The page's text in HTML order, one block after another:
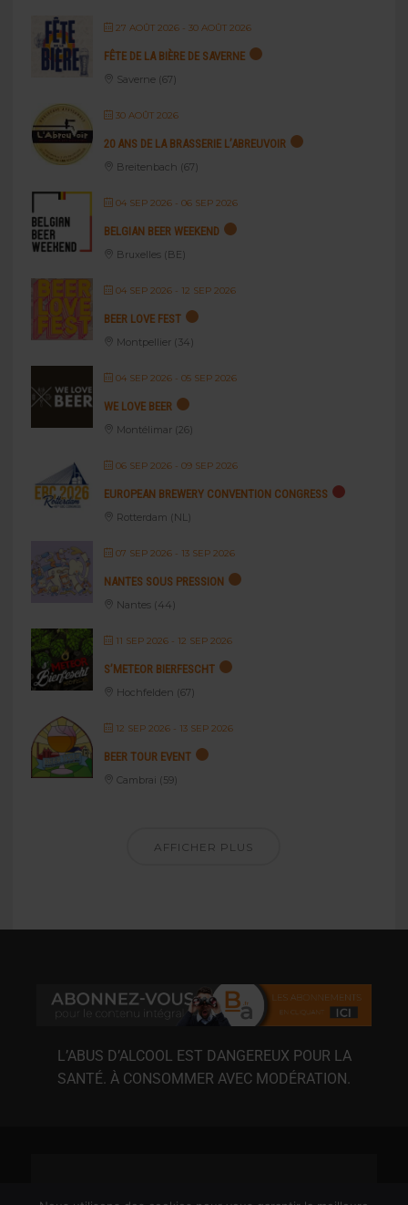
27 AOÛT 2026- 30 AOÛT 2026
FÊTE DE LA BIÈRE DE SAVERNE
Saverne (67)
30 AOÛT 2026
20 ANS DE LA BRASSERIE L’ABREUVOIR
Breitenbach (67)
04 SEP 2026- 06 SEP 2026
BELGIAN BEER WEEKEND
Bruxelles (BE)
04 SEP 2026- 12 SEP 2026
BEER LOVE FEST
Montpellier (34)
04 SEP 2026- 05 SEP 2026
WE LOVE BEER
Montélimar (26)
06 SEP 2026- 09 SEP 2026
EUROPEAN BREWERY CONVENTION CONGRESS
Rotterdam (NL)
07 SEP 2026- 13 SEP 2026
NANTES SOUS PRESSION
Nantes (44)
11 SEP 2026- 12 SEP 2026
S’METEOR BIERFESCHT
Hochfelden (67)
12 SEP 2026- 13 SEP 2026
BEER TOUR EVENT
Cambrai (59)
AFFICHER PLUS
L’ABUS D’ALCOOL EST DANGEREUX POUR LA
SANTÉ. À CONSOMMER AVEC MODÉRATION.